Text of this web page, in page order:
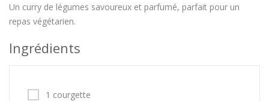
Un curry de légumes savoureux et parfumé, parfait pour un
repas végétarien.
Ingrédients
1 courgette